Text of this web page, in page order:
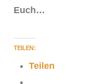
Euch…
TEILEN:
Teilen